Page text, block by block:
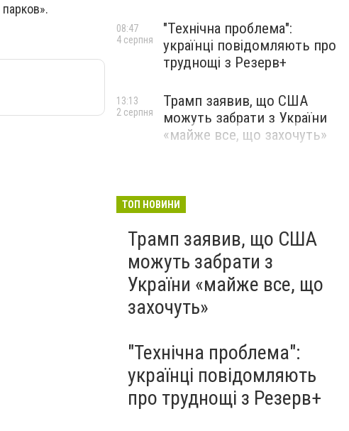
"Технічна проблема":
українці повідомляють про
труднощі з Резерв+
08:47
4 серпня
Трамп заявив, що США
можуть забрати з України
«майже все, що захочуть»
13:13
2 серпня
ТОП НОВИНИ
Трамп заявив, що США
можуть забрати з
України «майже все, що
захочуть»
"Технічна проблема":
українці повідомляють
про труднощі з Резерв+